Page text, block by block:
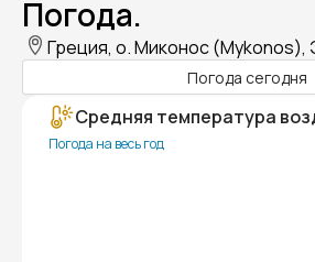
Погода.
Греция, о. Миконос (Mykonos),
Погода сегодня
Средняя температура
Погода на весь год